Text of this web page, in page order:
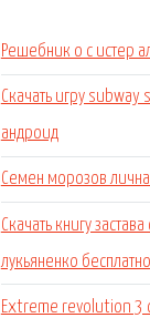
Решебник о с истер
Скачать игру subway
андроид
Семен морозов
Скачать книгу
лукьяненко бесплатно
Extreme revolution 3